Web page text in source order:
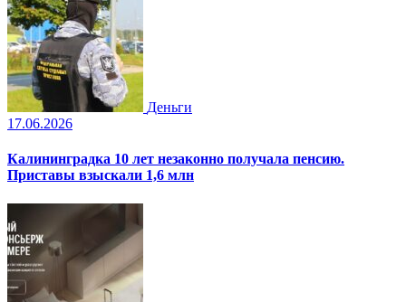
Деньги
17.06.2026
Калининградка 10 лет незаконно получала пенсию.
Приставы взыскали 1,6 млн